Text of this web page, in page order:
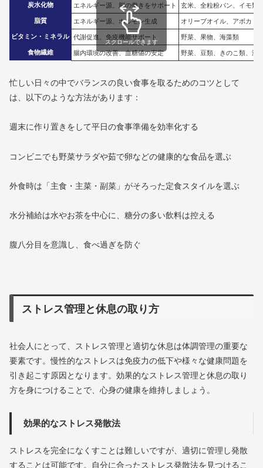
炭水化物 エネルギー源、脳の働きをサポート 玄米、全粒粉パン、イモ類
脂質 エネルギー源、ホルモン生成 オリーブオイル、アボカド
ビタミン・ミネラル 代謝促進、免疫機能サポート 野菜、果物、海藻類
食物繊維 腸内環境の改善、血糖値の安定 野菜、豆類、きのこ類、海
スクロールできます
忙しい日々の中でバランスの良い食事を取るためのコツとして
は、以下のような方法があります：
週末に作り置きをして平日の食事準備を効率化する
コンビニでも野菜サラダや茹で卵などの健康的な食品を選ぶ
外食時は「主食・主菜・副菜」がそろった定食スタイルを選ぶ
水分補給は水やお茶を中心に、糖分の多い飲料は控える
腹八分目を意識し、食べ過ぎを防ぐ
ストレス管理と休息の取り方
社会人にとって、ストレス管理と適切な休息は体調管理の重要な
要素です。慢性的なストレスは免疫力の低下や様々な健康問題を
引き起こす原因となります。効果的なストレス管理と休息の取り
方を身につけることで、心身の健康を維持しましょう。
効果的なストレス発散法
ストレスを完全になくすことは難しいですが、適切に管理し発散
することは可能です。自分に合ったストレス発散法を見つけるこ